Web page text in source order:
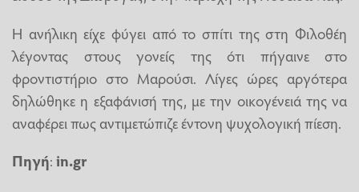
Η ανήλικη είχε φύγει από το σπίτι της στη Φιλοθέη
λέγοντας στους γονείς της ότι πήγαινε στο
φροντιστήριο στο Μαρούσι. Λίγες ώρες αργότερα
δηλώθηκε η εξαφάνισή της, με την οικογένειά της να
αναφέρει πως αντιμετώπιζε έντονη ψυχολογική πίεση.
Πηγή:in.gr